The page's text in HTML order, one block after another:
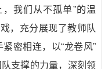
我们从不孤单”的温
，充分展现了教师队
密相连，以“龙卷风”
支撑的力量，深刻领